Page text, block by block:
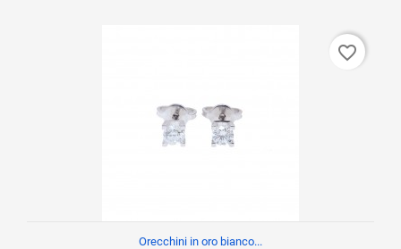
Orecchini in oro bianco...
favorite_border